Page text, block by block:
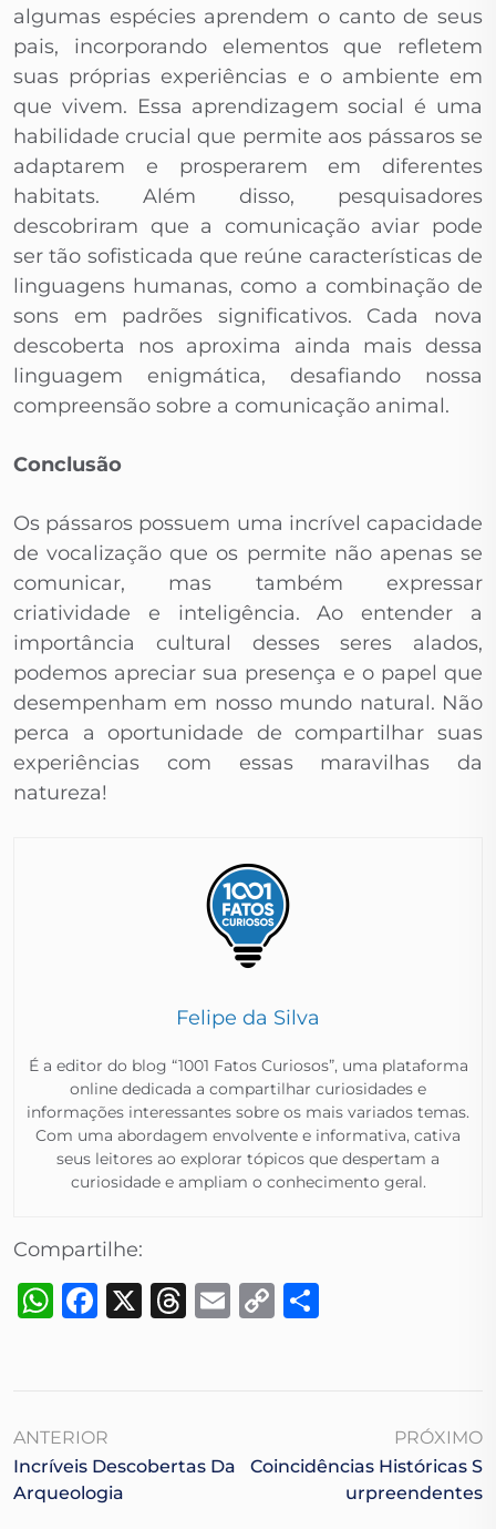
algumas espécies aprendem o canto de seus
pais, incorporando elementos que refletem
suas próprias experiências e o ambiente em
que vivem. Essa aprendizagem social é uma
habilidade crucial que permite aos pássaros se
adaptarem e prosperarem em diferentes
habitats. Além disso, pesquisadores
descobriram que a comunicação aviar pode
ser tão sofisticada que reúne características de
linguagens humanas, como a combinação de
sons em padrões significativos. Cada nova
descoberta nos aproxima ainda mais dessa
linguagem enigmática, desafiando nossa
compreensão sobre a comunicação animal.
Conclusão
Os pássaros possuem uma incrível capacidade
de vocalização que os permite não apenas se
comunicar, mas também expressar
criatividade e inteligência. Ao entender a
importância cultural desses seres alados,
podemos apreciar sua presença e o papel que
desempenham em nosso mundo natural. Não
perca a oportunidade de compartilhar suas
experiências com essas maravilhas da
natureza!
Felipe da Silva
É a editor do blog “1001 Fatos Curiosos”, uma plataforma
online dedicada a compartilhar curiosidades e
informações interessantes sobre os mais variados temas.
Com uma abordagem envolvente e informativa, cativa
seus leitores ao explorar tópicos que despertam a
curiosidade e ampliam o conhecimento geral.​
Compartilhe:
WhatsApp
Facebook
X Threads
Email
Copy
ANTERIOR
Incríveis Descobertas Da
Arqueologia
PRÓXIMO
Coincidências Históricas S
Urpreendentes